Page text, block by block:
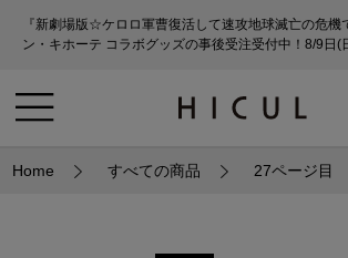
『新劇場版☆ケロロ軍曹復活して速攻地球滅亡の危機
ン・キホーテ コラボグッズの事後受注受付中！8/9日(
Home すべての商品 27ページ目